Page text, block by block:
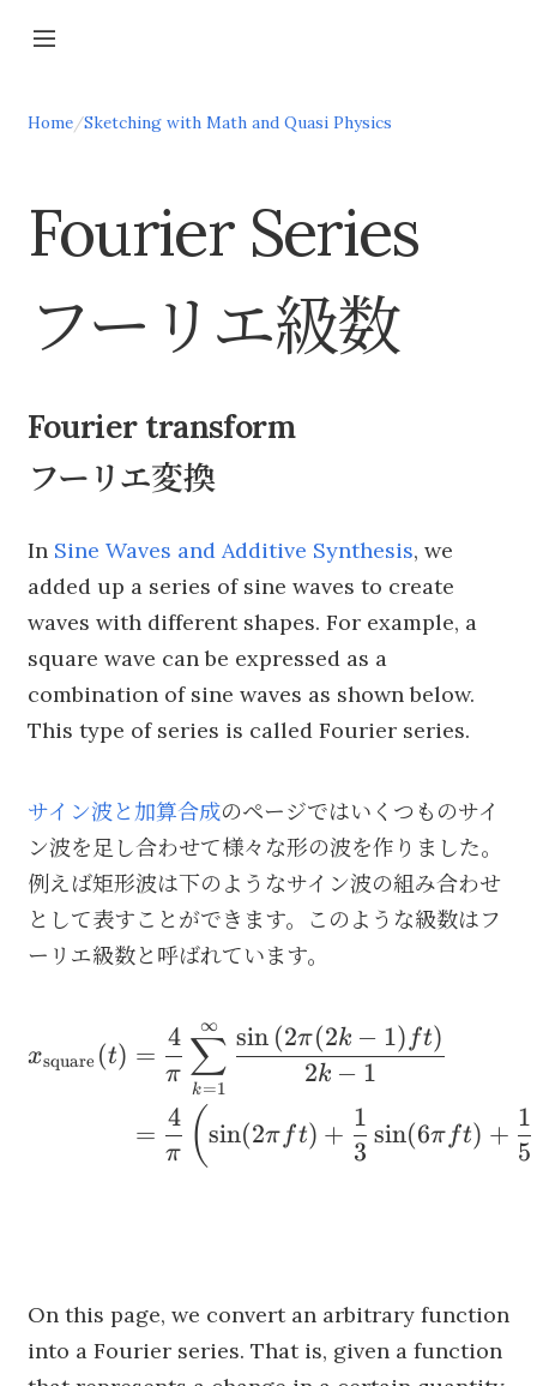
Home/Sketching with Math and Quasi Physics
Fourier Series
フーリエ級数
Fourier transform
フーリエ変換
In Sine Waves and Additive Synthesis, we
added up a series of sine waves to create
waves with different shapes. For example, a
square wave can be expressed as a
combination of sine waves as shown below.
This type of series is called Fourier series.
サイン波と加算合成のページではいくつものサイ
ン波を足し合わせて様々な形の波を作りました。
例えば矩形波は下のようなサイン波の組み合わせ
として表すことができます。このような級数はフ
ーリエ級数と呼ばれています。
\begin{aligned} x_{\text{square}}(t)
xsquare (t) =
π
4
k=1
∑
∞
2k − 1
sin (2π(2k − 1) ft)
=
π
4 (sin(2π ft) +
3
1
sin(6π ft) +
5
1
On this page, we convert an arbitrary function
into a Fourier series. That is, given a function